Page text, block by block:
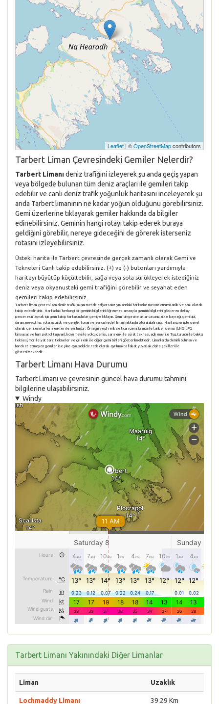
Leaflet | ©OpenStreetMapcontributors
Tarbert Liman Çevresindeki Gemiler Nelerdir?
Tarbert Limanıdeniz trafiğini izleyerek şu anda geçiş yapan
veya bölgede bulunan tüm deniz araçları ile gemileri takip
edebilir ve canlı deniz trafik yoğunluk haritasını inceleyerek şu
anda Tarbert limanının ne kadar yoğun olduğunu görebilirsiniz.
Gemi üzerlerine tıklayarak gemiler hakkında da bilgiler
edinebilirsiniz. Geminin hangi rotayı takip ederek buraya
geldiğini görebilir, nereye gideceğini de görerek isterseniz
rotasını izleyebilirsiniz.
Üsteki harita ile Tarbert çevresinde gerçek zamanlı olarak Gemi ve
Tekneleri Canlı takip edebilirsiniz. (+) ve (-) butonları yardımıyla
haritayı büyütüp küçültebilir, sağa veya sola sürükleyerek istediğiniz
deniz veya okyanustaki gemi trafiğini görebilir ve seyahat eden
gemileri takip edebilirsiniz.
Tarbert limanı çevresi son deniz trafik akışını merak ediyorsanız yukarıdaki haritadan mevcut durumu anlık ve canlı olarak
takip edebilirsiniz. Haritadaki herhangi bir geminin bilgilerini öğrenmek amacıyla geminin bilgilerini gösteren detay
penceresini açmak için gemi takip haritasında bir gemiye tıklayın. Gemi simgesine tıklarsasanız, ülke bayrağı, gemi tipi,
durum, mevcut hız, rota, uzunluk ve genişlik, tonajı ve ayrıca hedef liman hakkında bilgi alabilirsiniz. Harita üzerinde genel
olarak gemilerin türleri renkler ile ayrılmıştır. Örneğin yeşil renk ile ticari gemi, kırmızı ile tanker gemisi (LNG, LPG,
kimyasal ve ham petrol taşıyan), koyu mavi ile yolcu gemisi, sarı renk ile sürat teknesi, açık mavi ile Tug, turuncu ile balıkçı
teknesi, mor ile yat tarzı tekneler ve gri renk ile diğer gemi türleri gösterilmektedir. Limanlarda demirli bulunan ve
hareket etmeyen gemiler ise yine aynı şekilde renk olarak ayrılmakta fakat yuvarlak daire şekilleri ile
gösterilmektedir.
Tarbert Limanı Hava Durumu
Tarbert Limanı ve çevresinin güncel hava durumu tahmini
bilgilerine ulaşabilirsiniz.
Windy
Tarbert Limanı Yakınındaki Diğer Limanlar
Liman Uzaklık
Lochmaddy Limanı 39.29 Km